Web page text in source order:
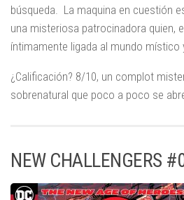
búsqueda. La maquina en cuestión
una misteriosa patrocinadora quien,
íntimamente ligada al mundo místico
¿Calificación? 8/10, un complot
sobrenatural que poco a poco se
NEW CHALLENGERS